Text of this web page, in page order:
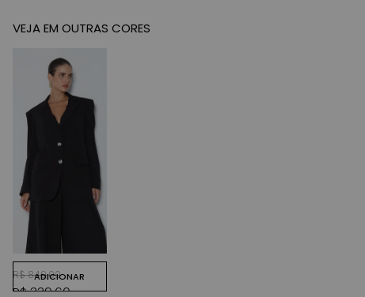
VEJA EM OUTRAS CORES
PRETO
Preço normal
R$ 849,00 Preço promocional
R$ 339,60
ADICIONAR